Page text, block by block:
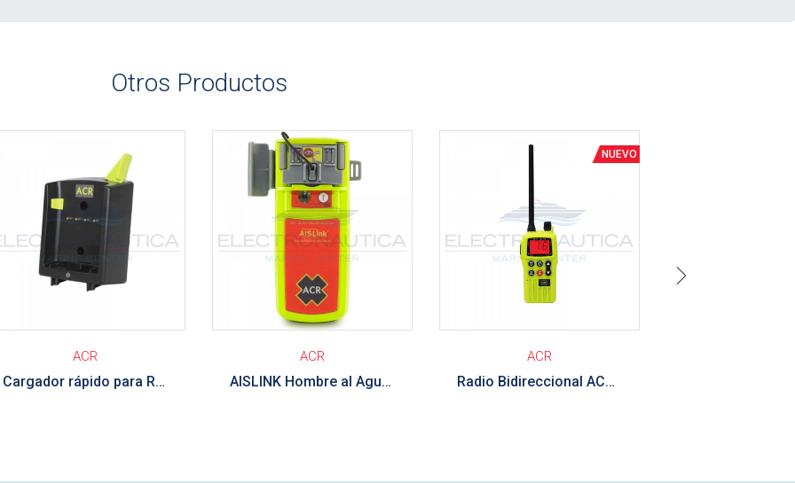
Otros Productos
ACR
Cargador rápido para Radio Bidireccional SR203 ACR
Ver detalle
ACR
AISLINK Hombre al Agua ACR AISLINK
ACR
Radio Bidireccional ACR SR303
Next